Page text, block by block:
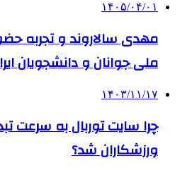
۱۴۰۵/۰۴/۰۱
مهدی سالاروند و تجربه
ملی جوانان و دانشجویان
۱۴۰۳/۱۱/۱۷
چرا سایت توربال به ‌سرعت
ورزشکاران شد؟